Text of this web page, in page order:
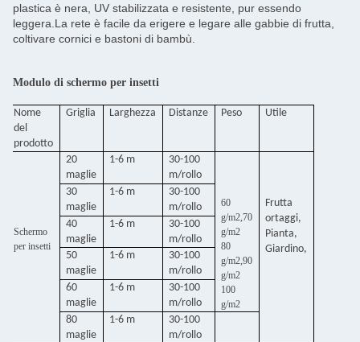
plastica è nera, UV stabilizzata e resistente, pur essendo
leggera.La rete è facile da erigere e legare alle gabbie di frutta,
coltivare cornici e bastoni di bambù.
Modulo di schermo per insetti
Nome
del
prodotto
Griglia Larghezza Distanze Peso Utile
Schermo
per insetti
20
maglie
1-6 m
30-100
m/rollo
60
g/m2,70
g/m2
80
g/m2,90
g/m2
100
g/m2
Frutta
ortaggi,
Pianta,
Giardino,
30
maglie
1-6 m
30-100
m/rollo
40
maglie
1-6 m
30-100
m/rollo
50
maglie
1-6 m
30-100
m/rollo
60
maglie
1-6 m
30-100
m/rollo
80
maglie
1-6 m
30-100
m/rollo